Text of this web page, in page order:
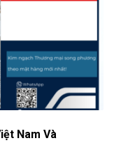
Nam Và